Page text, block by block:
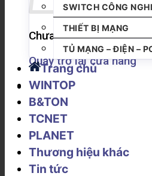
Chưa có sản phẩm
Quay trở lại cửa hàng
SWITCH CÔNG
THIẾT BỊ MẠNG
TỦ MẠNG – ĐIỆN –
Trang chủ
WINTOP
B&TON
TCNET
PLANET
Thương hiệu khác
Tin tức